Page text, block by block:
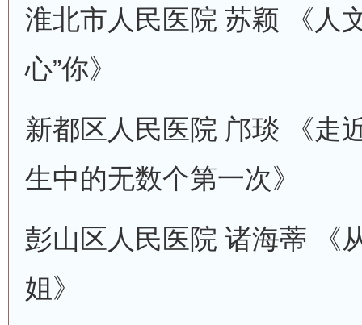
淮北市人民医院 苏颖 《人
心”你》
新都区人民医院 邝琰 《走
生中的无数个第一次》
彭山区人民医院 诸海蒂 《
姐》